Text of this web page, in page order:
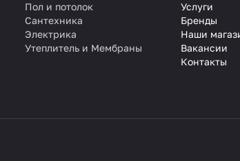
Пол и потолок
Сантехника
Электрика
Утеплитель и Мембраны
Услуги
Бренды
Наши
Вакансии
Контакты